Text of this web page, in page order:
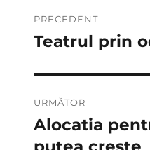
în
PRECEDENT
Articolul
Teatrul prin
URMĂTOR
Articolul
următor:
Alocatia